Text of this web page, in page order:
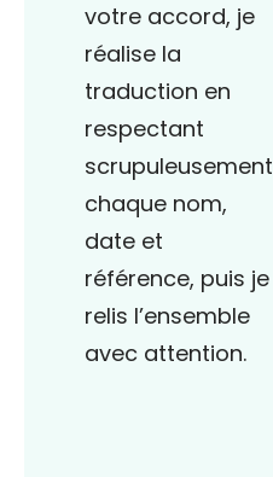
votre accord, je
réalise la
traduction en
respectant
scrupuleusement
chaque nom,
date et
référence, puis je
relis l’ensemble
avec attention.